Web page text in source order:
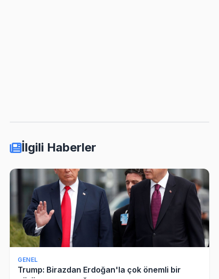
İlgili Haberler
GENEL
Trump: Birazdan Erdoğan'la çok önemli bir